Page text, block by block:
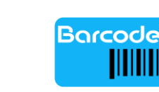
Zum Hauptinhalt springen